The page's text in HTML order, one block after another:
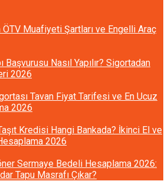
ÖTV Muafiyeti Şartları ve Engelli Araç
Başvurusu Nasıl Yapılır? Sigortadan
2026
Tavan Fiyat Tarifesi ve En Ucuz
2026
Kredisi Hangi Bankada? İkinci El ve
2026
Sermaye Bedeli Hesaplama 2026:
Tapu Masrafı Çıkar?